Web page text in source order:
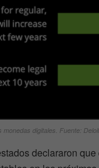
monedas digitales. Fuente:
declararon